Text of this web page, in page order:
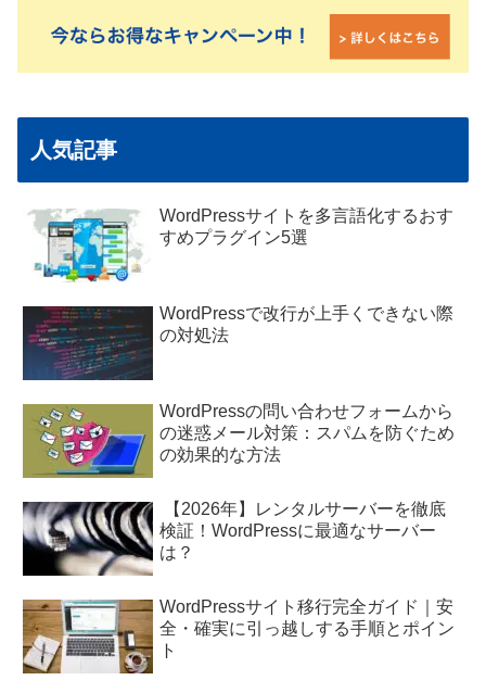
人気記事
WordPressサイトを多言語化するおす
すめプラグイン5選
WordPressで改行が上手くできない際
の対処法
WordPressの問い合わせフォームから
の迷惑メール対策：スパムを防ぐため
の効果的な方法
【2026年】レンタルサーバーを徹底
検証！WordPressに最適なサーバー
は？
WordPressサイト移行完全ガイド｜安
全・確実に引っ越しする手順とポイン
ト